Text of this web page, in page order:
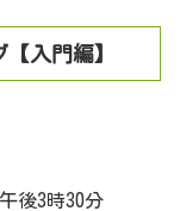
入門編】
後3時30分